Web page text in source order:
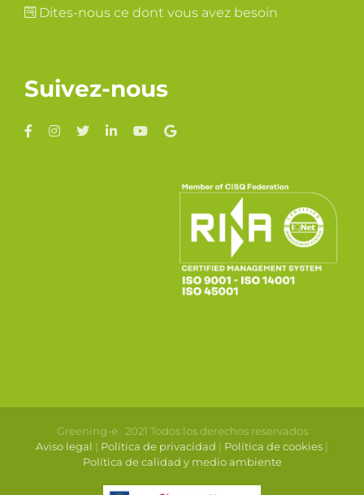
Dites-nous ce dont vous avez besoin
Suivez-nous
Greening-e · 2021 Todos los derechos reservados
Aviso legal | Política de privacidad | Política de cookies |
Política de calidad y medio ambiente